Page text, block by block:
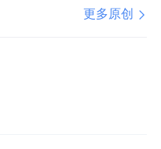
更多原创